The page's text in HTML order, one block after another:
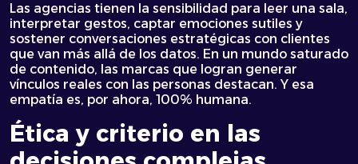
Las agencias tienen la sensibilidad para leer una sala,
interpretar gestos, captar emociones sutiles y
sostener conversaciones estratégicas con clientes
que van más allá de los datos. En un mundo saturado
de contenido, las marcas que logran generar
vínculos reales con las personas destacan. Y esa
empatía es, por ahora, 100% humana.
Ética y criterio en las